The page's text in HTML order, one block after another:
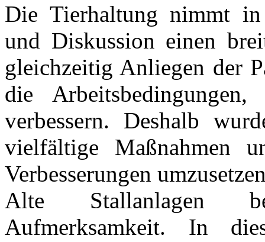
Die Tierhaltung nimmt
und Diskussion einen
gleichzeitig Anliegen der
die
verbessern. Deshalb
vielfältige Maßnahmen
Verbesserungen
Alte Stallanlagen
Aufmerksamkeit. In